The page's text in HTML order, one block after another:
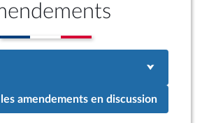
amendements en discussion